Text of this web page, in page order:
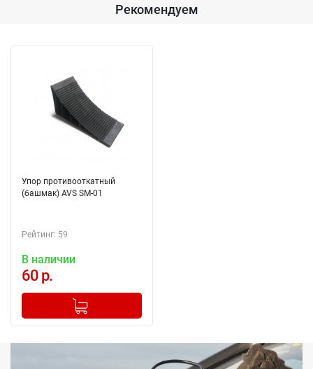
Рекомендуем
Упор противооткатный
(башмак) AVS SM-01
Рейтинг: 59
В наличии
60 р.
+
Добавлено в корзину